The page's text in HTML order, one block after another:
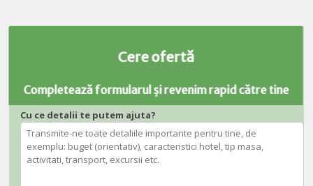
Cere ofertă
Completează formularul și revenim rapid către tine
Cu ce detalii te putem ajuta?